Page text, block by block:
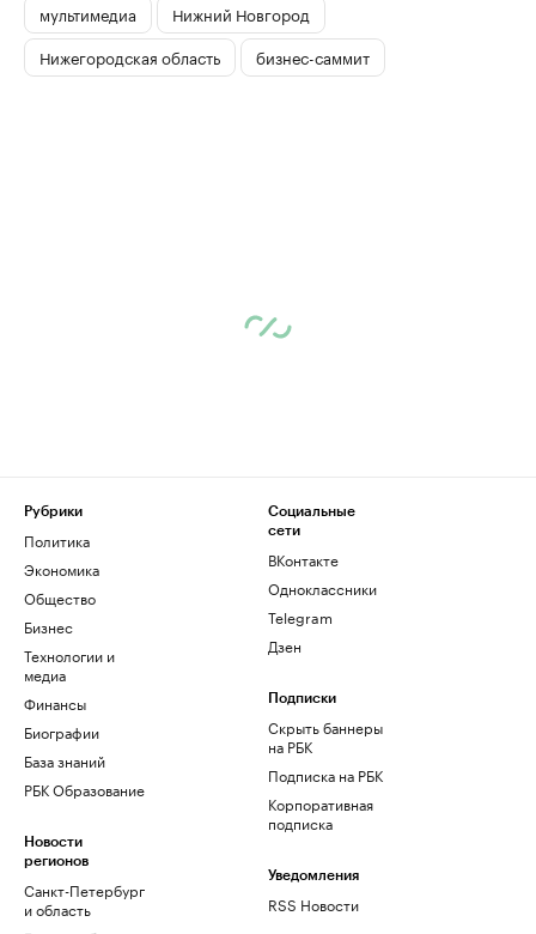
мультимедиа
Нижний Новгород
Нижегородская область
бизнес-саммит
Рубрики
Политика
Экономика
Общество
Бизнес
Технологии и
медиа
Финансы
Биографии
База знаний
РБК Образование
Новости
регионов
Санкт-Петербург
и область
Социальные
сети
ВКонтакте
Одноклассники
Telegram
Дзен
Подписки
Скрыть баннеры
на РБК
Подписка на РБК
Корпоративная
подписка
Уведомления
RSS Новости